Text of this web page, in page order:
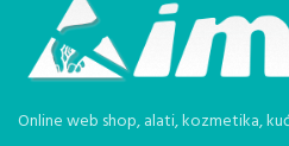
Online web shop, alati, kozmetika,